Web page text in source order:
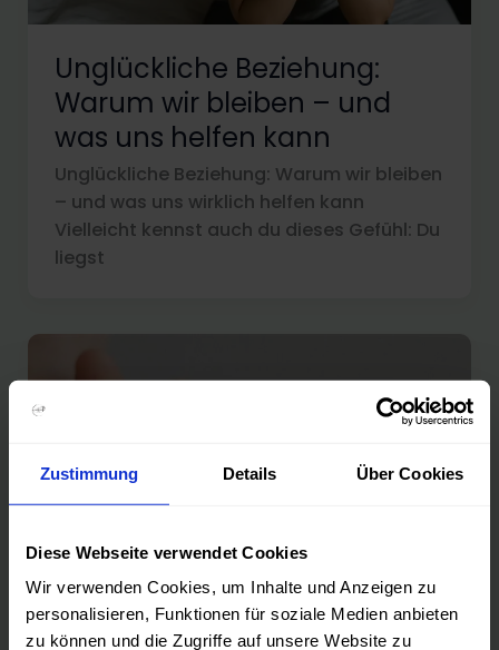
Zustimmung Details Über Cookies
Diese Webseite verwendet Cookies
Wir verwenden Cookies, um Inhalte und Anzeigen zu
personalisieren, Funktionen für soziale Medien anbieten
zu können und die Zugriffe auf unsere Website zu
Unglückliche Beziehung:
Warum wir bleiben – und
was uns helfen kann
Unglückliche Beziehung: Warum wir bleiben
– und was uns wirklich helfen kann
Vielleicht kennst auch du dieses Gefühl: Du
liegst